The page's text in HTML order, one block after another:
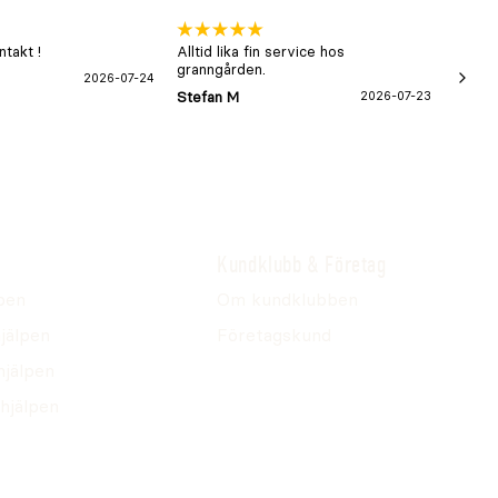
!
2026-07-24
Alltid lika fin service hos
granngården.
Stefan M
2026-07-23